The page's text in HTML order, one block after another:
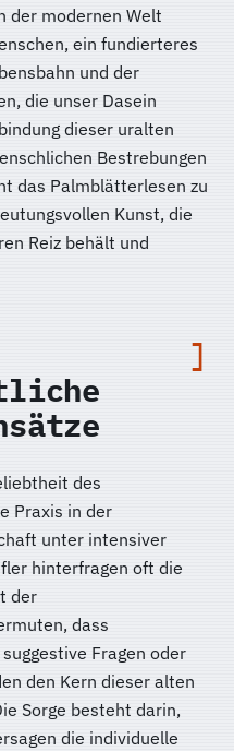
der modernen Welt
ein fundierteres
und der
die unser Dasein
dieser uralten
Bestrebungen
das Palmblätterlesen zu
Kunst, die
Reiz behält und
des
Praxis in der
unter intensiver
hinterfragen oft die
der
dass
Fragen oder
den Kern dieser alten
Sorge besteht darin,
die individuelle